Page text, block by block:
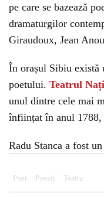
pe care se bazează
dramaturgilor
Giraudoux, Jean
În orașul Sibiu există
poetului. Teatrul
unul dintre cele mai
înființat în anul 1788,
Radu Stanca a fost
Poet Poezii Teatru